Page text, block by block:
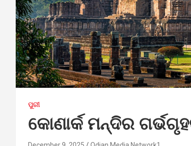
ପୁରୀ
କୋଣାର୍କ ମନ୍ଦିର